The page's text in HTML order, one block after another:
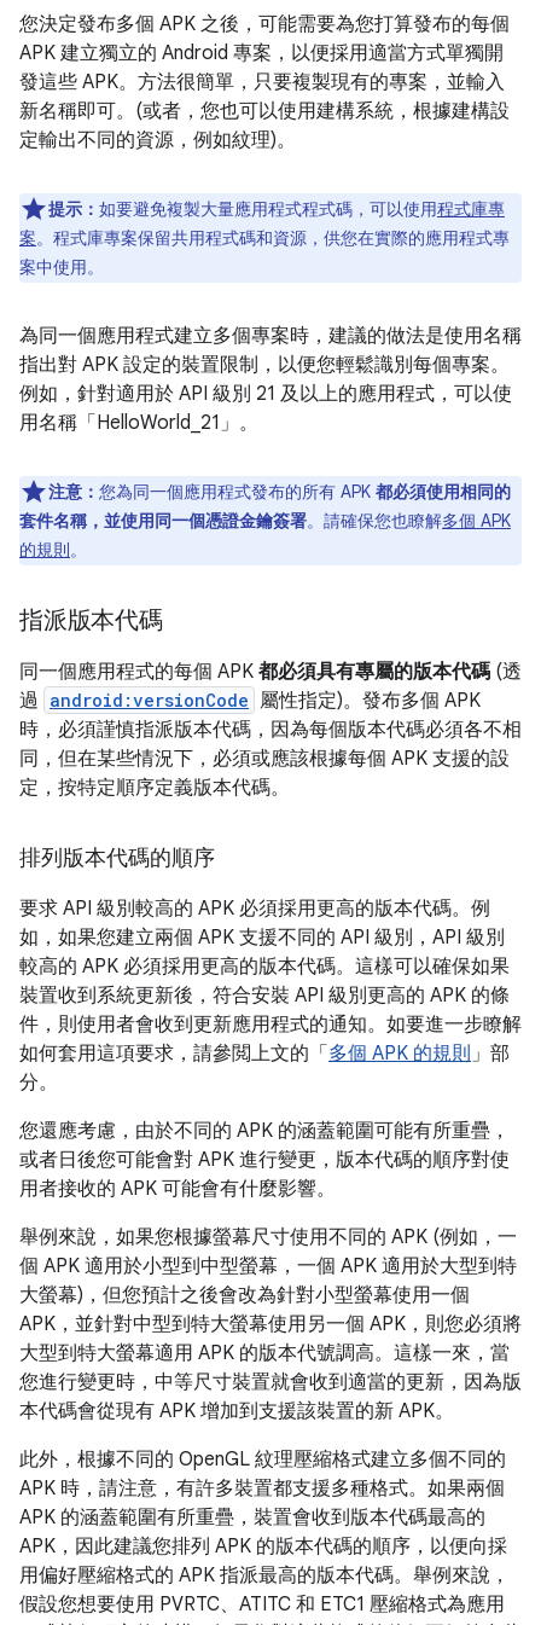
您決定發布多個 APK 之後，可能需要為您打算發布的每個
APK 建立獨立的 Android 專案，以便採用適當方式單獨開
發這些 APK。方法很簡單，只要複製現有的專案，並輸入
新名稱即可。(或者，您也可以使用建構系統，根據建構設
定輸出不同的資源，例如紋理)。
提示： 如要避免複製大量應用程式程式碼，可以使用程式庫專
案。程式庫專案保留共用程式碼和資源，供您在實際的應用程式專
案中使用。
為同一個應用程式建立多個專案時，建議的做法是使用名稱
指出對 APK 設定的裝置限制，以便您輕鬆識別每個專案。
例如，針對適用於 API 級別 21 及以上的應用程式，可以使
用名稱「HelloWorld_21」。
注意： 您為同一個應用程式發布的所有 APK 都必須使用相同的
套件名稱，並使用同一個憑證金鑰簽署。請確保您也瞭解多個 APK
的規則。
指派版本代碼
同一個應用程式的每個 APK 都必須具有專屬的版本代碼 (透
過 android:versionCode 屬性指定)。發布多個 APK
時，必須謹慎指派版本代碼，因為每個版本代碼必須各不相
同，但在某些情況下，必須或應該根據每個 APK 支援的設
定，按特定順序定義版本代碼。
排列版本代碼的順序
要求 API 級別較高的 APK 必須採用更高的版本代碼。例
如，如果您建立兩個 APK 支援不同的 API 級別，API 級別
較高的 APK 必須採用更高的版本代碼。這樣可以確保如果
裝置收到系統更新後，符合安裝 API 級別更高的 APK 的條
件，則使用者會收到更新應用程式的通知。如要進一步瞭解
如何套用這項要求，請參閲上文的「 多個 APK 的規則 」部
分。
您還應考慮，由於不同的 APK 的涵蓋範圍可能有所重疊，
或者日後您可能會對 APK 進行變更，版本代碼的順序對使
用者接收的 APK 可能會有什麼影響。
舉例來說，如果您根據螢幕尺寸使用不同的 APK (例如，一
個 APK 適用於小型到中型螢幕，一個 APK 適用於大型到特
大螢幕)，但您預計之後會改為針對小型螢幕使用一個
APK，並針對中型到特大螢幕使用另一個 APK，則您必須將
大型到特大螢幕適用 APK 的版本代號調高。這樣一來，當
您進行變更時，中等尺寸裝置就會收到適當的更新，因為版
本代碼會從現有 APK 增加到支援該裝置的新 APK。
此外，根據不同的 OpenGL 紋理壓縮格式建立多個不同的
APK 時，請注意，有許多裝置都支援多種格式。如果兩個
APK 的涵蓋範圍有所重疊，裝置會收到版本代碼最高的
APK，因此建議您排列 APK 的版本代碼的順序，以便向採
用偏好壓縮格式的 APK 指派最高的版本代碼。舉例來說，
假設您想要使用 PVRTC、ATITC 和 ETC1 壓縮格式為應用